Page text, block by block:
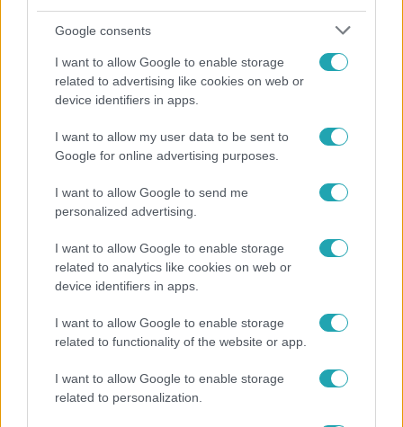
Google consents
I want to allow Google to enable storage
related to advertising like cookies on web or
device identifiers in apps.
I want to allow my user data to be sent to
Google for online advertising purposes.
I want to allow Google to send me
personalized advertising.
I want to allow Google to enable storage
related to analytics like cookies on web or
device identifiers in apps.
I want to allow Google to enable storage
related to functionality of the website or app.
I want to allow Google to enable storage
related to personalization.
lett filmbéli szerelemből házasság